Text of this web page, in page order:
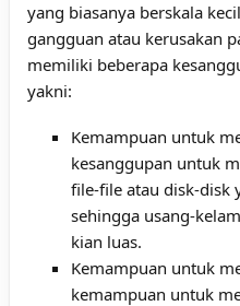
yang biasanya berskala
gangguan atau kerusakan
memiliki beberapa
yakni:
Kemampuan untuk
kesanggupan untuk
file-file atau disk-disk
sehingga usang-
kian luas.
Kemampuan untuk
kemampuan untuk